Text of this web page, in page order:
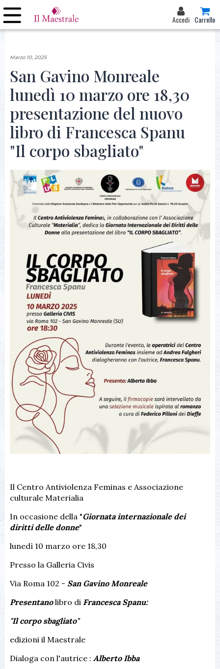
Accedi Carrello
Marzo 10, 2025
San Gavino Monreale
lunedì 10 marzo ore 18,30
presentazione del nuovo
libro di Francesca Spanu
"Il corpo sbagliato"
Il Centro Antiviolenza Feminas e Associazione
culturale Materialia
In occasione della "Giornata internazionale dei
diritti delle donne"
lunedì 10 marzo ore 18,30
Presso la Galleria Civis
Via Roma 102 - San Gavino Monreale
Presentanolibro di Francesca Spanu:
"Il corpo sbagliato"
edizioni il Maestrale
Dialoga con l'autrice : Alberto Ibba